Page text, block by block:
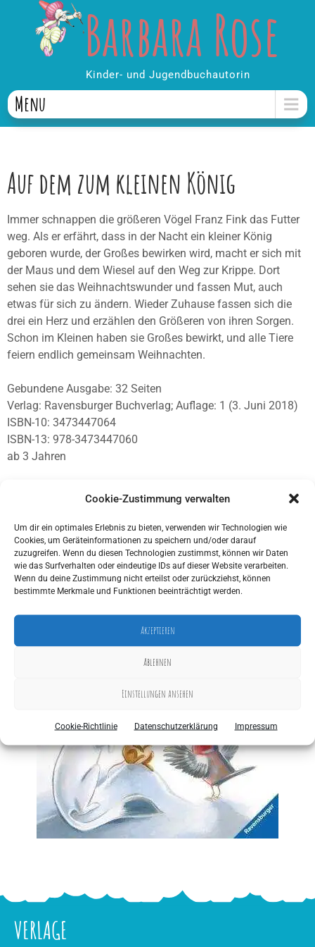
Cookie-Zustimmung verwalten
Um dir ein optimales Erlebnis zu bieten, verwenden wir Technologien wie
Cookies, um Geräteinformationen zu speichern und/oder darauf
zuzugreifen. Wenn du diesen Technologien zustimmst, können wir Daten
wie das Surfverhalten oder eindeutige IDs auf dieser Website verarbeiten.
Wenn du deine Zustimmung nicht erteilst oder zurückziehst, können
bestimmte Merkmale und Funktionen beeinträchtigt werden.
Akzeptieren
Ablehnen
Einstellungen ansehen
Cookie-Richtlinie Datenschutzerklärung Impressum
Barbara Rose
Kinder- und Jugendbuchautorin
Menu
Auf dem zum kleinen König
Immer schnappen die größeren Vögel Franz Fink das Futter
weg. Als er erfährt, dass in der Nacht ein kleiner König
geboren wurde, der Großes bewirken wird, macht er sich mit
der Maus und dem Wiesel auf den Weg zur Krippe. Dort
sehen sie das Weihnachtswunder und fassen Mut, auch
etwas für sich zu ändern. Wieder Zuhause fassen sich die
drei ein Herz und erzählen den Größeren von ihren Sorgen.
Schon im Kleinen haben sie Großes bewirkt, und alle Tiere
feiern endlich gemeinsam Weihnachten.
Gebundene Ausgabe: 32 Seiten
Verlag: Ravensburger Buchverlag; Auflage: 1 (3. Juni 2018)
ISBN-10: 3473447064
ISBN-13: 978-3473447060
ab 3 Jahren
VERLAGE